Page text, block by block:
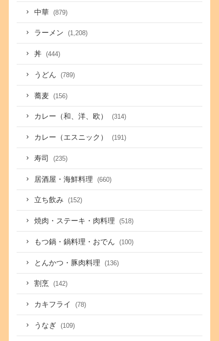
中華 (879)
ラーメン (1,208)
丼 (444)
うどん (789)
蕎麦 (156)
カレー（和、洋、欧） (314)
カレー（エスニック） (191)
寿司 (235)
居酒屋・海鮮料理 (660)
立ち飲み (152)
焼肉・ステーキ・肉料理 (518)
もつ鍋・鍋料理・おでん (100)
とんかつ・豚肉料理 (136)
割烹 (142)
カキフライ (78)
うなぎ (109)